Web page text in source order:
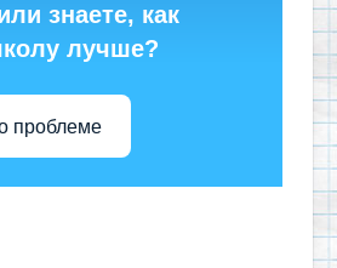
знаете, как
лучше?
проблеме